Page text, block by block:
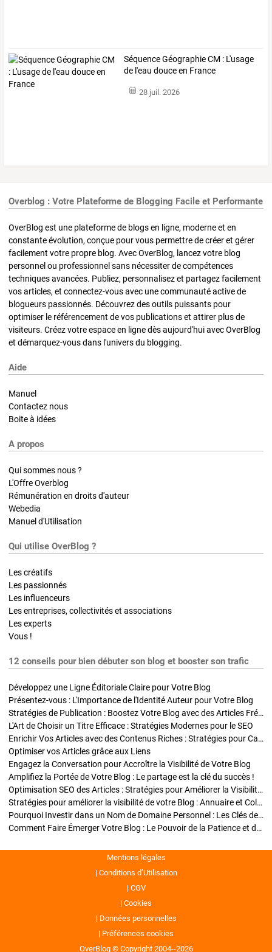
Séquence Géographie CM : L'usage
de l'eau douce en France
28 juil. 2026
Overblog : Votre Plateforme de Blogging Facile et Performante
OverBlog est une plateforme de blogs en ligne, moderne et en
constante évolution, conçue pour vous permettre de créer et gérer
facilement votre propre blog. Avec OverBlog, lancez votre blog
personnel ou professionnel sans nécessiter de compétences
techniques avancées. Publiez, personnalisez et partagez facilement
vos articles, et connectez-vous avec une communauté active de
blogueurs passionnés. Découvrez des outils puissants pour
optimiser le référencement de vos publications et attirer plus de
visiteurs. Créez votre espace en ligne dès aujourd'hui avec OverBlog
et démarquez-vous dans l'univers du blogging.
Aide
Manuel
Contactez nous
Boite à idées
A propos
Qui sommes nous ?
L'Offre Overblog
Rémunération en droits d'auteur
Webedia
Manuel d'Utilisation
Qui utilise OverBlog ?
Les créatifs
Les passionnés
Les influenceurs
Les entreprises, collectivités et associations
Les experts
Vous !
12 conseils pour bien débuter son blog et booster son trafic
Développez une Ligne Éditoriale Claire pour Votre Blog
Présentez-vous : L'Importance de l'Identité Auteur pour Votre Blog
Stratégies de Publication : Boostez Votre Blog avec des Articles Fréquents et Exclusifs
L'Art de Choisir un Titre Efficace : Stratégies Modernes pour le SEO
Enrichir Vos Articles avec des Contenus Riches : Stratégies pour Captiver et Optimiser
Optimiser vos Articles grâce aux Liens
Engagez la Conversation pour Accroître la Visibilité de Votre Blog
Amplifiez la Portée de Votre Blog : Le partage est la clé du succès !
Optimisation SEO des Articles : Stratégies pour Améliorer la Visibilité de Votre Blog
Stratégies pour améliorer la visibilité de votre Blog : Annuaire et Collaborations
Pourquoi Investir dans un Nom de Domaine Personnel : Les Clés de la Réussite de Votre Blog
Comment Faire Émerger Votre Blog : Le Pouvoir de la Patience et de la Persévérance
Mentions légales
Conditions d’Utilisation
CGV
Cookies
Données personnelles
Préférences cookies
OverBlog © Copyright 2004--2026